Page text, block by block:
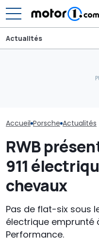
Actualités
Accueil Porsche Actualités
RWB
911
chevaux
Pas de flat-six sous
électrique emprunté
Performance.